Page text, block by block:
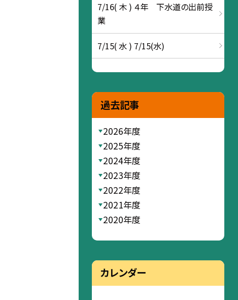
7/16( 木 ) ４年 下水道の出前授
業
7/15( 水 ) 7/15(水)
過去記事
2026年度
2025年度
2024年度
2023年度
2022年度
2021年度
2020年度
カレンダー